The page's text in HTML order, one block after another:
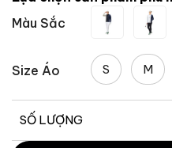
Màu Sắc
Size Áo S M
SỐ LƯỢNG
Áo Polo Dài Tay Thể Thao